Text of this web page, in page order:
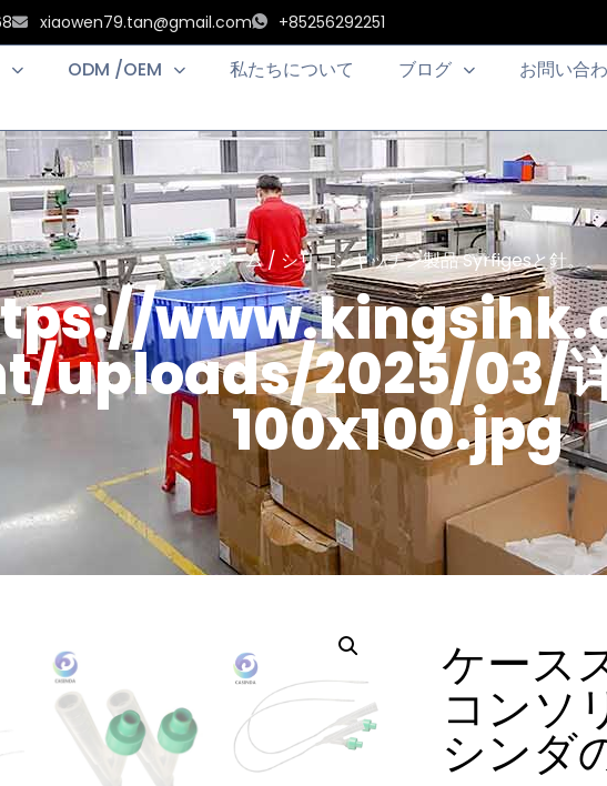
xiaowen79.tan@gmail.com +85256292251
ODM /OEM 私たちについて ブログ お問い合
ホーム/ シリコンキッチン製品Syrfigesと針。
uploads/2025/03/
100x100.jpg
ケース
コンソ
シンダ